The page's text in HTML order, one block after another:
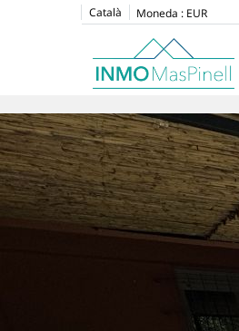
Català Moneda : EUR